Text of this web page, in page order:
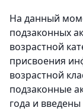
На данный
подзаконных
возрастной
присвоения
возрастной
подзаконные
года и введены